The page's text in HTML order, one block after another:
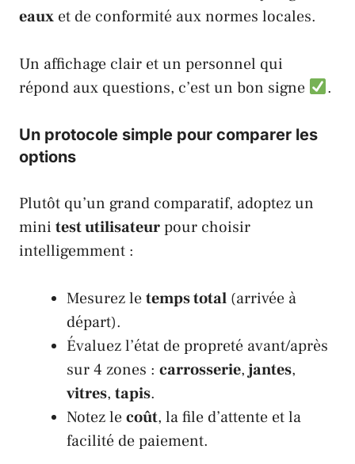
eaux et de conformité aux normes locales.
Un affichage clair et un personnel qui
répond aux questions, c’est un bon signe
.
Un protocole simple pour comparer les
options
Plutôt qu’un grand comparatif, adoptez un
mini test utilisateurpour choisir
intelligemment :
Mesurez letemps total (arrivée à
départ).
Évaluez l’état de propreté avant/après
sur 4 zones : carrosserie, jantes,
vitres, tapis.
Notez lecoût, la file d’attente et la
facilité de paiement.